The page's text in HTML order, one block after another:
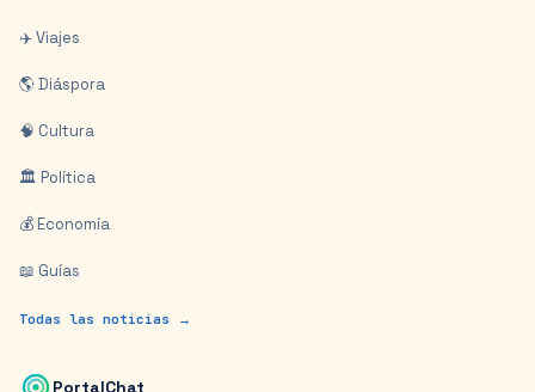
✈️ Viajes
🌎 Diáspora
🧠 Cultura
🏛️ Política
💰 Economía
📖 Guías
Todas las noticias →
PortalChat